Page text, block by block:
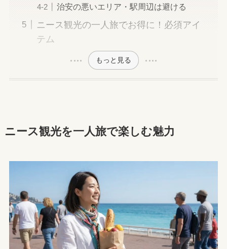
治安の悪いエリア・駅周辺は避ける
ニース観光の一人旅でお得に！必須アイ
テム
もっと見る
ニース観光を一人旅で楽しむ魅力